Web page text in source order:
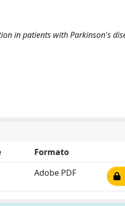
in patients with Parkinson's
Formato
Adobe PDF